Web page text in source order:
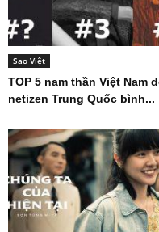
Sao Việt
TOP 5 nam thần Việt Nam
netizen Trung Quốc bình...